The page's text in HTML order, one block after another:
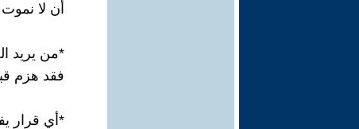
أن لا
*من يريد
فقد هزم
*أي قرار